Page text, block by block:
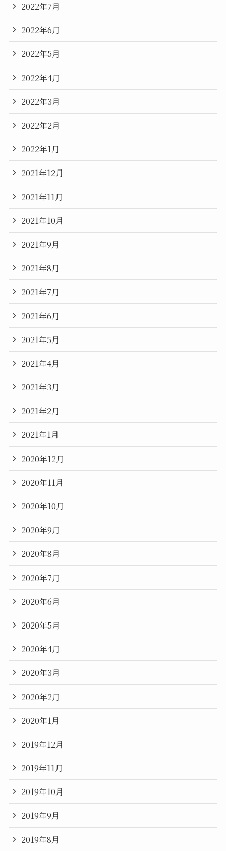
2022年7月
2022年6月
2022年5月
2022年4月
2022年3月
2022年2月
2022年1月
2021年12月
2021年11月
2021年10月
2021年9月
2021年8月
2021年7月
2021年6月
2021年5月
2021年4月
2021年3月
2021年2月
2021年1月
2020年12月
2020年11月
2020年10月
2020年9月
2020年8月
2020年7月
2020年6月
2020年5月
2020年4月
2020年3月
2020年2月
2020年1月
2019年12月
2019年11月
2019年10月
2019年9月
2019年8月